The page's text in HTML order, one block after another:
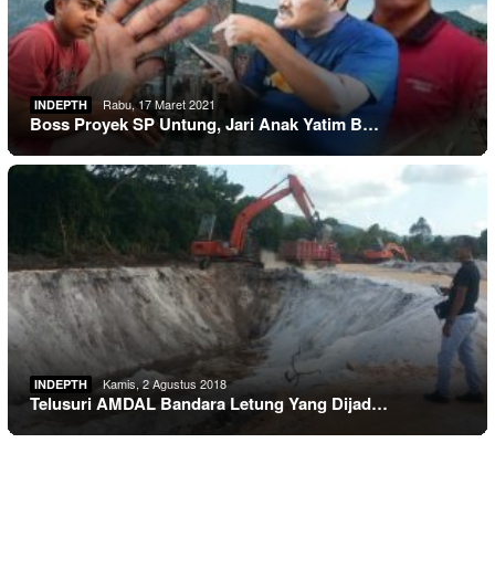
INDEPTH Rabu, 17 Maret 2021
Boss Proyek SP Untung, Jari Anak Yatim B…
INDEPTH Kamis, 2 Agustus 2018
Telusuri AMDAL Bandara Letung Yang Dijad…